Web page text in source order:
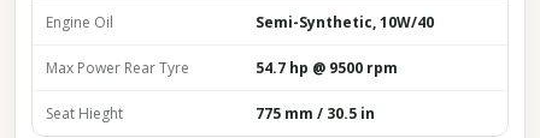
Engine Oil Semi-Synthetic, 10W/40
Max Power Rear Tyre 54.7 hp @ 9500 rpm
Seat Hieght 775 mm / 30.5 in